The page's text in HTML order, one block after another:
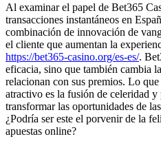
Al examinar el papel de Bet365
transacciones instantáneos en
combinación de innovación de
el cliente que aumentan la
https://bet365-casino.org/es-es/.
eficacia, sino que también cambia
relacionan con sus premios. Lo
atractivo es la fusión de celeridad
transformar las oportunidades de
¿Podría ser este el porvenir de la
apuestas online?